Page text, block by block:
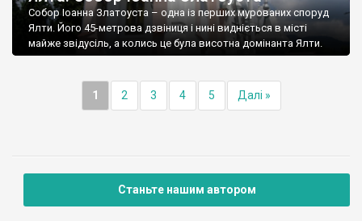
Собор Іоанна Златоуста – одна із перших мурованих споруд
Ялти. Його 45-метрова дзвіниця і нині видніється в місті
майже звідусіль, а колись це була висотна домінанта Ялти.
1 2 3 4 5 Далі »
Станьте нашим автором